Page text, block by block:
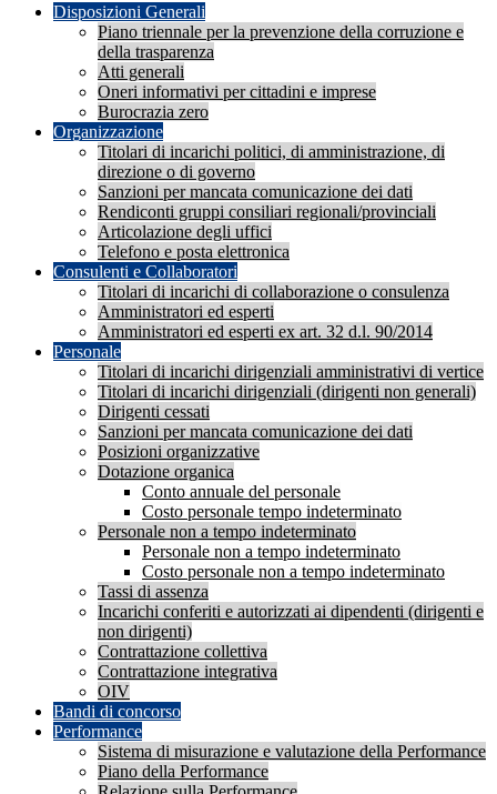
Disposizioni Generali
Piano triennale per la prevenzione della corruzione e
della trasparenza
Atti generali
Oneri informativi per cittadini e imprese
Burocrazia zero
Organizzazione
Titolari di incarichi politici, di amministrazione, di
direzione o di governo
Sanzioni per mancata comunicazione dei dati
Rendiconti gruppi consiliari regionali/provinciali
Articolazione degli uffici
Telefono e posta elettronica
Consulenti e Collaboratori
Titolari di incarichi di collaborazione o consulenza
Amministratori ed esperti
Amministratori ed esperti ex art. 32 d.l. 90/2014
Personale
Titolari di incarichi dirigenziali amministrativi di vertice
Titolari di incarichi dirigenziali (dirigenti non generali)
Dirigenti cessati
Sanzioni per mancata comunicazione dei dati
Posizioni organizzative
Dotazione organica
Conto annuale del personale
Costo personale tempo indeterminato
Personale non a tempo indeterminato
Personale non a tempo indeterminato
Costo personale non a tempo indeterminato
Tassi di assenza
Incarichi conferiti e autorizzati ai dipendenti (dirigenti e
non dirigenti)
Contrattazione collettiva
Contrattazione integrativa
OIV
Bandi di concorso
Performance
Sistema di misurazione e valutazione della Performance
Piano della Performance